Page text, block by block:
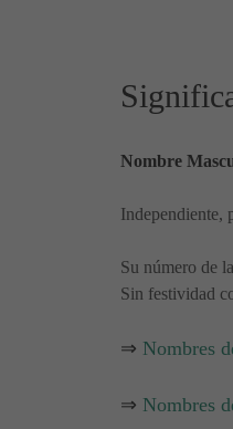
Nombre
Independiente,
Su número de
Sin festividad
⇒ Nombres
⇒ Nombres